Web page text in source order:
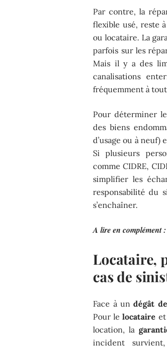
Par contre, la
flexible usé, reste
ou locataire. La
parfois sur les
Mais il y a des
canalisations
fréquemment à
Pour déterminer
des biens
d’usage ou à neuf)
Si plusieurs
comme CIDRE,
simplifier les
responsabilité du
s’enchaîner.
A lire en complément :
Locataire,
cas de
Face à undégât
Pour lelocataire
location, la
incident